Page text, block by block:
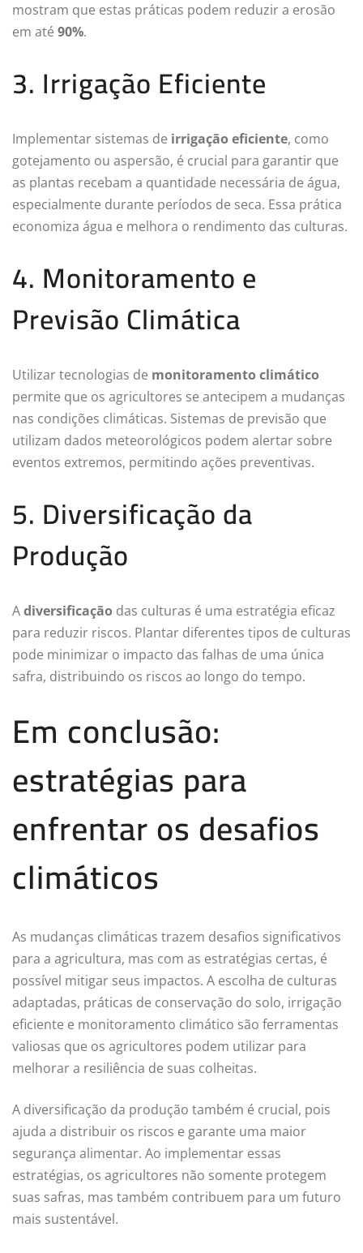
mostram que estas práticas podem reduzir a erosão
em até 90%.
3. Irrigação Eficiente
Implementar sistemas de irrigação eficiente, como
gotejamento ou aspersão, é crucial para garantir que
as plantas recebam a quantidade necessária de água,
especialmente durante períodos de seca. Essa prática
economiza água e melhora o rendimento das culturas.
4. Monitoramento e
Previsão Climática
Utilizar tecnologias de monitoramento climático
permite que os agricultores se antecipem a mudanças
nas condições climáticas. Sistemas de previsão que
utilizam dados meteorológicos podem alertar sobre
eventos extremos, permitindo ações preventivas.
5. Diversificação da
Produção
Adiversificação das culturas é uma estratégia eficaz
para reduzir riscos. Plantar diferentes tipos de culturas
pode minimizar o impacto das falhas de uma única
safra, distribuindo os riscos ao longo do tempo.
Em conclusão:
estratégias para
enfrentar os desafios
climáticos
As mudanças climáticas trazem desafios significativos
para a agricultura, mas com as estratégias certas, é
possível mitigar seus impactos. A escolha de culturas
adaptadas, práticas de conservação do solo, irrigação
eficiente e monitoramento climático são ferramentas
valiosas que os agricultores podem utilizar para
melhorar a resiliência de suas colheitas.
A diversificação da produção também é crucial, pois
ajuda a distribuir os riscos e garante uma maior
segurança alimentar. Ao implementar essas
estratégias, os agricultores não somente protegem
suas safras, mas também contribuem para um futuro
mais sustentável.